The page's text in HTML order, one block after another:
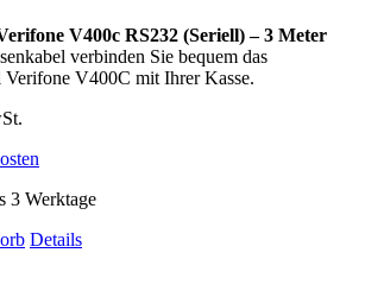
V400c RS232 (Seriell) – 3 Meter
verbinden Sie bequem das
Verifone V400C mit Ihrer Kasse.
3 Werktage
Details